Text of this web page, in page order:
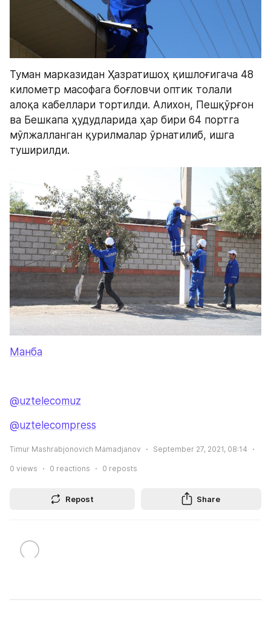
Туман марказидан Ҳазратишоҳ қишлоғигача 48
километр масофага боғловчи оптик толали
алоқа кабеллари тортилди. Алихон, Пешқўрғон
ва Бешкапа ҳудудларида ҳар бири 64 портга
мўлжалланган қурилмалар ўрнатилиб, ишга
туширилди.
Манба
@uztelecomuz
@uztelecompress
Timur Mashrabjonovich Mamadjanov September 27, 2021, 08:14
0 views 0 reactions 0 reposts
Repost Share